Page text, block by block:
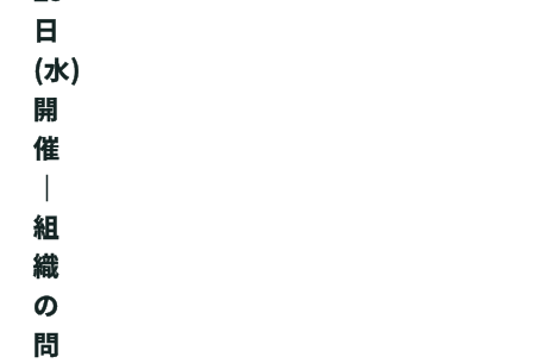
日
(水)
開
催
｜
組
織
の
問